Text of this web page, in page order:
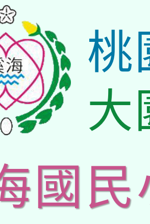
桃
大
國民